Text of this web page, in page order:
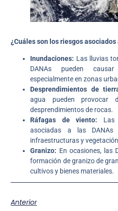
¿Cuáles son los riesgos asociados
Inundaciones: Las lluvias
DANAs pueden causar
especialmente en zonas
Desprendimientos de
agua pueden provocar
desprendimientos de rocas.
Ráfagas de viento: Las
asociadas a las
infraestructuras y
Granizo: En ocasiones, las
formación de granizo de
cultivos y bienes materiales.
Anterior